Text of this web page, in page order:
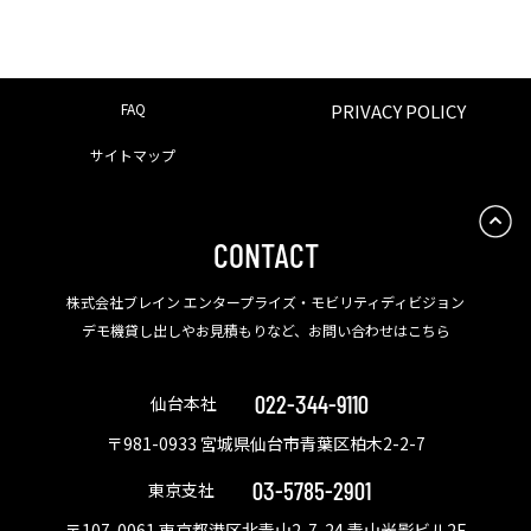
FAQ PRIVACY POLICY
サイトマップ
CONTACT
株式会社ブレイン エンタープライズ・モビリティディビジョン
デモ機貸し出しやお見積もりなど、お問い合わせはこちら
仙台本社 022-344-9110
〒981-0933 宮城県仙台市青葉区柏木2-2-7
東京支社
03-5785-2901